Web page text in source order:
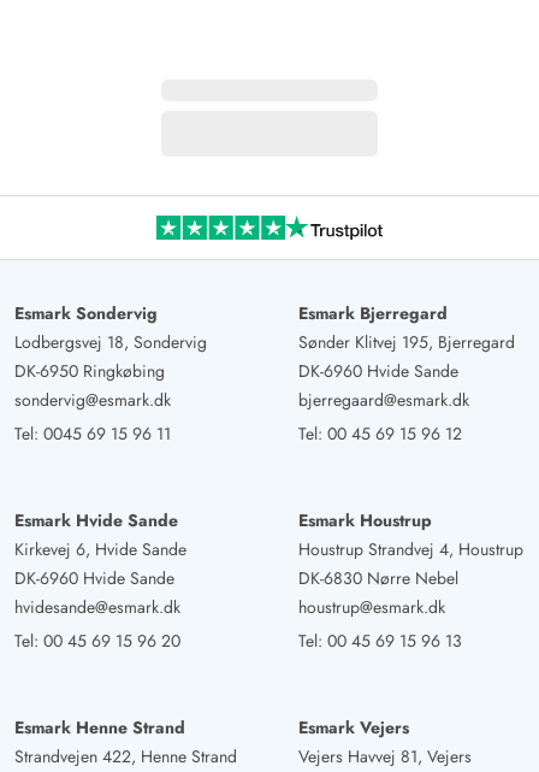
Esmark Sondervig
Lodbergsvej 18, Sondervig
DK-6950 Ringkøbing
sondervig@esmark.dk
Tel: 0045 69 15 96 11
Esmark Bjerregard
Sønder Klitvej 195, Bjerregard
DK-6960 Hvide Sande
bjerregaard@esmark.dk
Tel: 00 45 69 15 96 12
Esmark Hvide Sande
Kirkevej 6, Hvide Sande
DK-6960 Hvide Sande
hvidesande@esmark.dk
Tel: 00 45 69 15 96 20
Esmark Houstrup
Houstrup Strandvej 4, Houstrup
DK-6830 Nørre Nebel
houstrup@esmark.dk
Tel: 00 45 69 15 96 13
Esmark Henne Strand
Strandvejen 422, Henne Strand
Esmark Vejers
Vejers Havvej 81, Vejers